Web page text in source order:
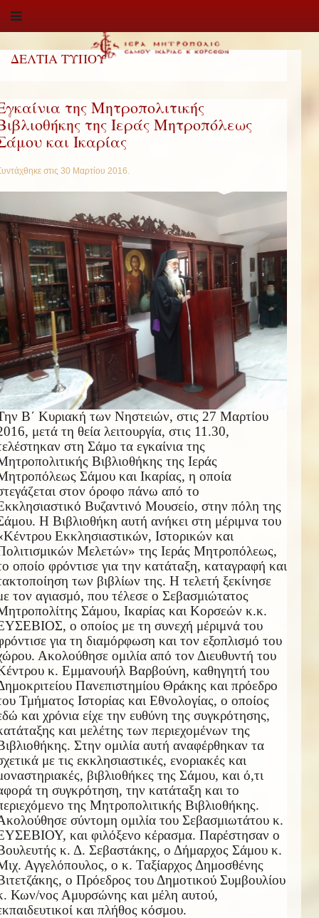
ΔΕΛΤΙΑ ΤΥΠΟΥ
της Μητροπολιτικής
της Ιεράς Μητροπόλεως
και Ικαρίας
στις 30 Μαρτίου 2016.
Β΄ Κυριακή των Νηστειών, στις 27 Μαρτίου
μετά τη θεία λειτουργία, στις 11.30,
στη Σάμο τα εγκαίνια της
Βιβλιοθήκης της Ιεράς
Σάμου και Ικαρίας, η οποία
στον όροφο πάνω από το
Βυζαντινό Μουσείο, στην πόλη της
Η Βιβλιοθήκη αυτή ανήκει στη μέριμνα του
Εκκλησιαστικών, Ιστορικών και
Μελετών» της Ιεράς Μητροπόλεως,
οποίο φρόντισε για την κατάταξη, καταγραφή και
των βιβλίων της. Η τελετή ξεκίνησε
τον αγιασμό, που τέλεσε ο Σεβασμιώτατος
Σάμου, Ικαρίας και Κορσεών κ.κ.
ο οποίος με τη συνεχή μέριμνά του
για τη διαμόρφωση και τον εξοπλισμό του
Ακολούθησε ομιλία από τον Διευθυντή του
κ. Εμμανουήλ Βαρβούνη, καθηγητή του
Πανεπιστημίου Θράκης και πρόεδρο
Τμήματος Ιστορίας και Εθνολογίας, ο οποίος
και χρόνια είχε την ευθύνη της συγκρότησης,
και μελέτης των περιεχομένων της
Στην ομιλία αυτή αναφέρθηκαν τα
με τις εκκλησιαστικές, ενοριακές και
βιβλιοθήκες της Σάμου, και ό,τι
τη συγκρότηση, την κατάταξη και το
της Μητροπολιτικής Βιβλιοθήκης.
σύντομη ομιλία του Σεβασμιωτάτου κ.
και φιλόξενο κέρασμα. Παρέστησαν ο
κ. Δ. Σεβαστάκης, ο Δήμαρχος Σάμου κ.
Αγγελόπουλος, ο κ. Ταξίαρχος Δημοσθένης
ο Πρόεδρος του Δημοτικού Συμβουλίου
Κων/νος Αμυρσώνης και μέλη αυτού,
και πλήθος κόσμου.